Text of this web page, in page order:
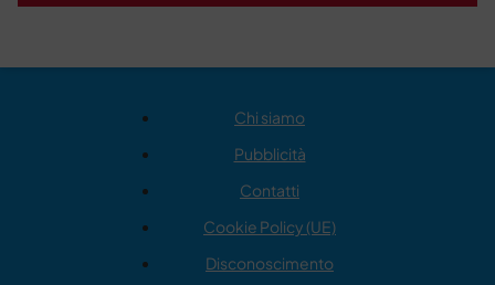
Chi siamo
Pubblicità
Contatti
Cookie Policy (UE)
Disconoscimento